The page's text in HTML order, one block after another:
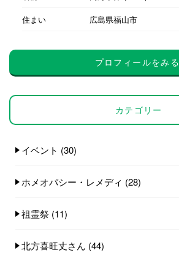
住まい
広島県福山市
プロフィールをみる
カテゴリー
イベント (30)
ホメオパシー・レメディ (28)
祖霊祭 (11)
北方喜旺丈さん (44)